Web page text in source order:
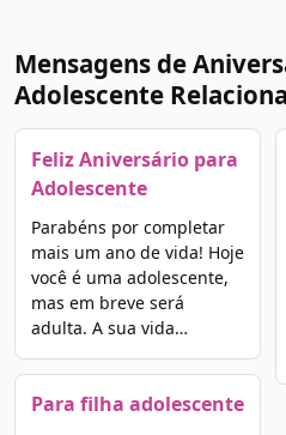
Mensagens de
Adolescente
Feliz Aniversário para
Adolescente
Parabéns por completar
mais um ano de vida! Hoje
você é uma adolescente,
mas em breve será
adulta. A sua vida…
Para filha adolescente